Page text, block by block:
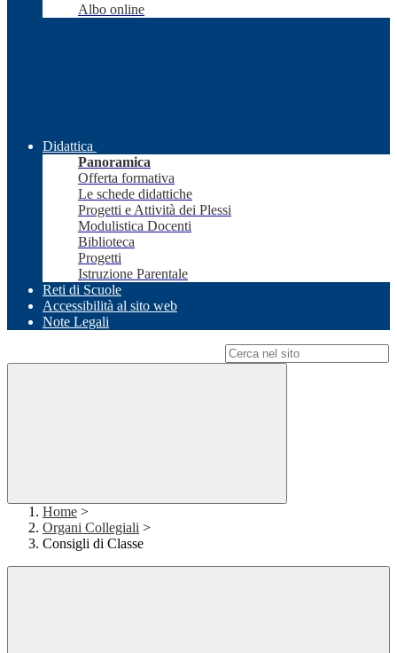
Albo online
Didattica
Panoramica
Offerta formativa
Le schede didattiche
Progetti e Attività dei Plessi
Modulistica Docenti
Biblioteca
Progetti
Istruzione Parentale
Reti di Scuole
Accessibilità al sito web
Note Legali
Home >
Organi Collegiali >
Consigli di Classe